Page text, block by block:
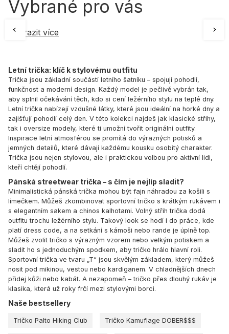
Vybrané pro vás
Zobrazit více
Letní trička: klíč k stylovému outfitu
Trička jsou základní součástí letního šatníku – spojují pohodlí,
funkčnost a moderní design. Každý model je pečlivě vybrán tak,
aby splnil očekávání těch, kdo si cení ležérního stylu na teplé dny.
Letní trička nabízejí vzdušné látky, které jsou ideální na horké dny a
zajišťují pohodlí celý den. V této kolekci najdeš jak klasické střihy,
tak i oversize modely, které ti umožní tvořit originální outfity.
Inspirace letní atmosférou se promítá do výrazných potisků a
jemných detailů, které dávají každému kousku osobitý charakter.
Trička jsou nejen stylovou, ale i praktickou volbou pro aktivní lidi,
kteří chtějí pohodlí.
Pánská streetwear trička – s čím je nejlíp sladit?
Minimalistická pánská trička mohou být fajn náhradou za košili s
límečkem. Můžeš zkombinovat sportovní tričko s krátkým rukávem i
s elegantním sakem a chinos kalhotami. Volný střih trička dodá
outfitu trochu ležérního stylu. Takový look se hodí i do práce, kde
platí dress code, a na setkání s kámoši nebo rande je úplně top.
Můžeš zvolit tričko s výrazným vzorem nebo velkým potiskem a
sladit ho s jednoduchým spodkem, aby tričko hrálo hlavní roli.
Sportovní trička ve tvaru „T“ jsou skvělým základem, který můžeš
nosit pod mikinou, vestou nebo kardiganem. V chladnějších dnech
přidej kůži nebo kabát. A nezapomeň – tričko přes dlouhý rukáv je
klasika, která už roky frčí mezi stylovými borci.
Naše bestsellery
Tričko Palto Hiking Club Tričko Kamuflage DOBER$$$